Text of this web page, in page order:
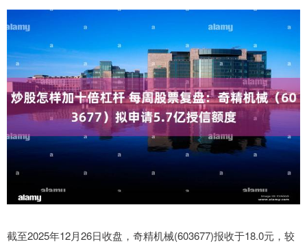
截至2025年12月26日收盘，奇精机械(603677)报收于18.0元，较